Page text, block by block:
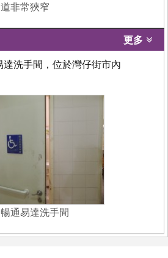
非常狹窄
更多
洗手間，位於灣仔街市內
通易達洗手間